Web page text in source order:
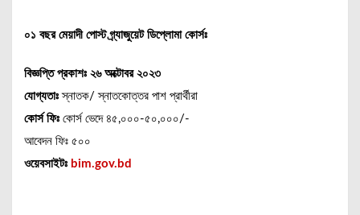
০১ বছর মেয়াদী পোস্ট গ্র্যাজুয়েট ডিপ্লোমা কোর্সঃ
বিজ্ঞপ্তি প্রকাশঃ ২৬ অক্টোবর ২০২৩
যোগ্যতাঃ স্নাতক/ স্নাতকোত্তর পাশ প্রার্থীরা
কোর্স ফিঃ কোর্স ভেদে ৪৫,০০০-৫০,০০০/-
আবেদন ফিঃ ৫০০
ওয়েবসাইটঃ bim.gov.bd